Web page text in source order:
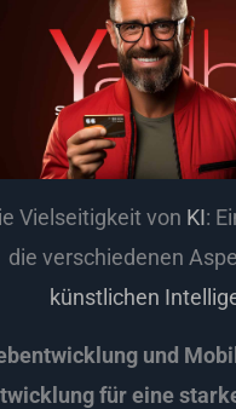
Vielseitigkeit von KI:
die verschiedenen
künstlichen
und
für eine